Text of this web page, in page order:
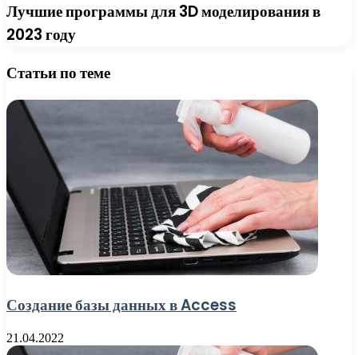
Лучшие программы для 3D моделирования в
2023 году
Статьи по теме
Создание базы данных в Access
21.04.2022